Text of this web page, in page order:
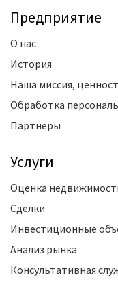
Предприятие
О нас
История
Наша миссия,
Обработка
Партнеры
Услуги
Оценка
Сделки
Инвестиционные
Анализ рынка
Консультативная